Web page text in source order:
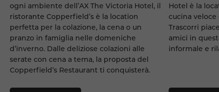
ogni ambiente dell’AX The Victoria Hotel, il
ristorante Copperfield’s è la location
perfetta per la colazione, la cena o un
pranzo in famiglia nelle domeniche
d’inverno. Dalle deliziose colazioni alle
serate con cena a tema, la proposta del
Copperfield’s Restaurant ti conquisterà.
Hotel è la
cucina
Trascorri
amici in
informale e